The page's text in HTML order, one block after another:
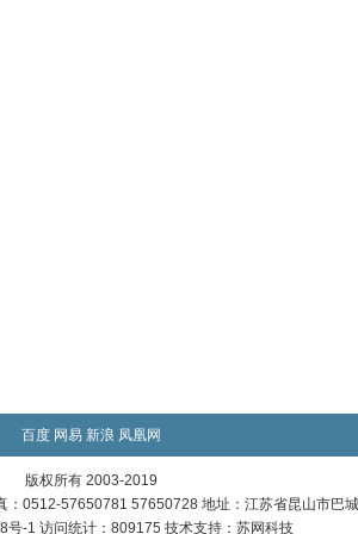
百度 网易 新浪 凤凰网
版权所有 2003-2019
0512-57650781 57650728 地址：江苏省昆山市巴
-1 访问统计：809175 技术支持： 苏网科技